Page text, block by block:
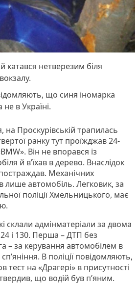
катався нетверезим біля
що синя іномарка
в Україні.
на Проскурівській трапилась
ранку тут проїжджав 24-
Він не впорався із
й в’їхав в дерево. Внаслідок
Механічних
автомобіль. Легковик, за
поліції Хмельницького, має
склали адмінматеріали за двома
і 130. Перша – ДТП без
– за керування автомобілем в
В поліції повідомляють,
на «Драгері» в присутності
що водій був п’яним.